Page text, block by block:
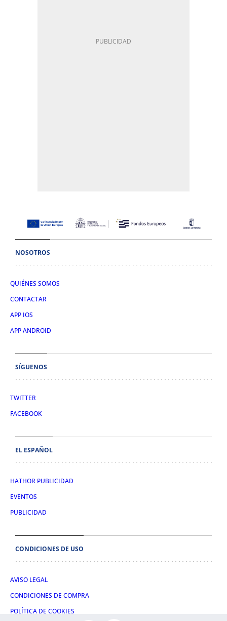
NOSOTROS
QUIÉNES SOMOS
CONTACTAR
APP IOS
APP ANDROID
SÍGUENOS
TWITTER
FACEBOOK
EL ESPAÑOL
HATHOR PUBLICIDAD
EVENTOS
PUBLICIDAD
CONDICIONES DE USO
AVISO LEGAL
CONDICIONES DE COMPRA
POLÍTICA DE COOKIES